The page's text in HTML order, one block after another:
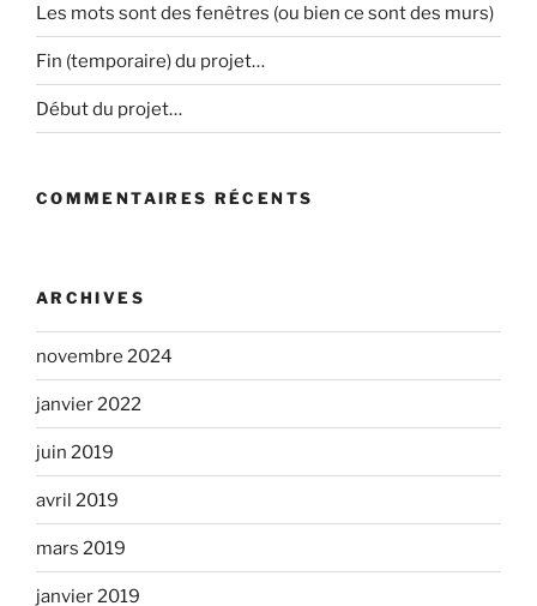
Les mots sont des fenêtres (ou bien ce sont des murs)
Fin (temporaire) du projet…
Début du projet…
COMMENTAIRES RÉCENTS
ARCHIVES
novembre 2024
janvier 2022
juin 2019
avril 2019
mars 2019
janvier 2019